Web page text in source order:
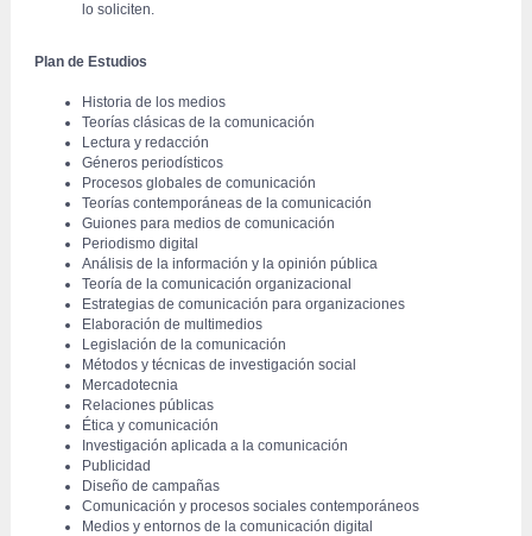
lo soliciten.
Plan de Estudios
Historia de los medios
Teorías clásicas de la comunicación
Lectura y redacción
Géneros periodísticos
Procesos globales de comunicación
Teorías contemporáneas de la comunicación
Guiones para medios de comunicación
Periodismo digital
Análisis de la información y la opinión pública
Teoría de la comunicación organizacional
Estrategias de comunicación para organizaciones
Elaboración de multimedios
Legislación de la comunicación
Métodos y técnicas de investigación social
Mercadotecnia
Relaciones públicas
Ética y comunicación
Investigación aplicada a la comunicación
Publicidad
Diseño de campañas
Comunicación y procesos sociales contemporáneos
Medios y entornos de la comunicación digital